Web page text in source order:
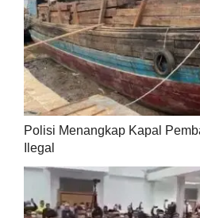
Polisi Menangkap Kapal
Ilegal